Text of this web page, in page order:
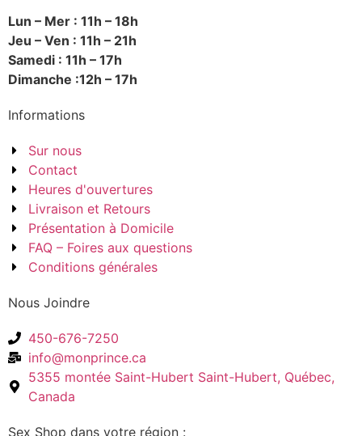
Lun – Mer : 11h – 18h
Jeu – Ven : 11h – 21h
Samedi : 11h – 17h
Dimanche :12h – 17h
Informations
Sur nous
Contact
Heures d'ouvertures
Livraison et Retours
Présentation à Domicile
FAQ – Foires aux questions
Conditions générales
Nous Joindre
450-676-7250
info@monprince.ca
5355 montée Saint-Hubert Saint-Hubert, Québec,
Canada
Sex Shop dans votre région :